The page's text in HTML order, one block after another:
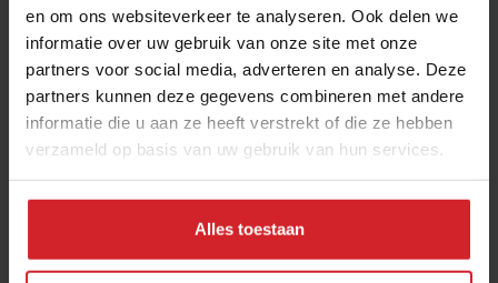
en om ons websiteverkeer te analyseren. Ook delen we
informatie over uw gebruik van onze site met onze
partners voor social media, adverteren en analyse. Deze
partners kunnen deze gegevens combineren met andere
informatie die u aan ze heeft verstrekt of die ze hebben
verzameld op basis van uw gebruik van hun services.
Alles toestaan